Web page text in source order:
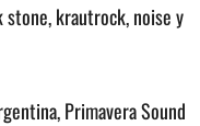
stone, krautrock, noise y
Primavera Sound